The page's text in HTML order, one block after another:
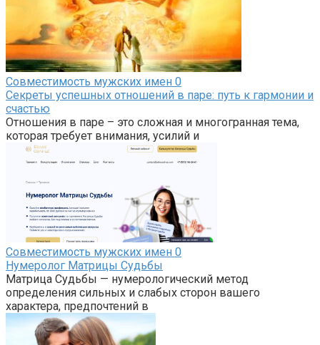
Совместимость мужских имен 0
Секреты успешных отношений в паре: путь к гармонии и
счастью
Отношения в паре – это сложная и многогранная тема,
которая требует внимания, усилий и
Совместимость мужских имен 0
Нумеролог Матрицы Судьбы
Матрица Судьбы — нумерологический метод
определения сильных и слабых сторон вашего
характера, предпочтений в